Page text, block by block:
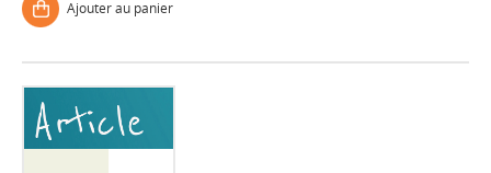
Ajouter au panier